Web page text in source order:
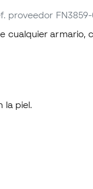
proveedor
cualquier armario,
la piel.